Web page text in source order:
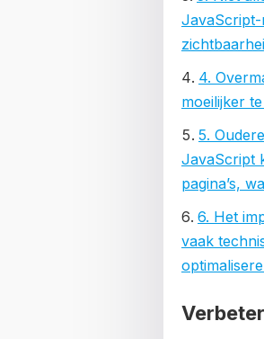
JavaScript-
4.
moeilijker
5.
JavaScript
pagina’s,
6. Het
vaak